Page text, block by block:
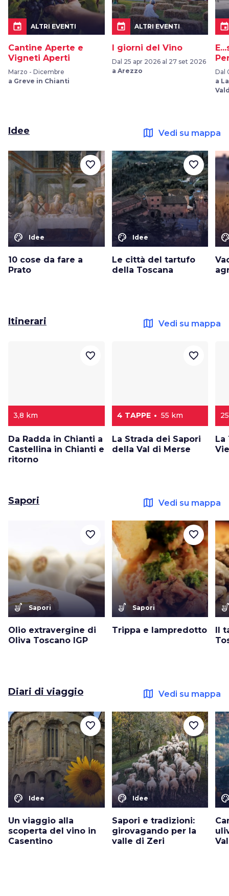
event ALTRI EVENTI
Cantine Aperte e
Vigneti Aperti
Marzo - Dicembre
a Greve in Chianti
event ALTRI EVENTI
I giorni del Vino
Dal 25 apr 2026 al 27 set 2026
a Arezzo
Dal
a
Idee map Vedi su mappa
color_lens Idee
10 cose da fare a
Prato
favorite_border
color_lens Idee
Le città del tartufo
della Toscana
favorite_border
Itinerari map Vedi su mappa
3,8 km
Da Radda in Chianti a
Castellina in Chianti e
ritorno
favorite_border
4 TAPPE 55 km
La Strada dei Sapori
della Val di Merse
favorite_border
La
Sapori map Vedi su mappa
soup_kitchen Sapori
Olio extravergine di
Oliva Toscano IGP
favorite_border
soup_kitchen Sapori
Trippa e lampredotto
favorite_border
Il
Diari di viaggio map Vedi su mappa
color_lens Idee
Un viaggio alla
scoperta del vino in
Casentino
favorite_border
color_lens Idee
Sapori e tradizioni:
girovagando per la
valle di Zeri
favorite_border